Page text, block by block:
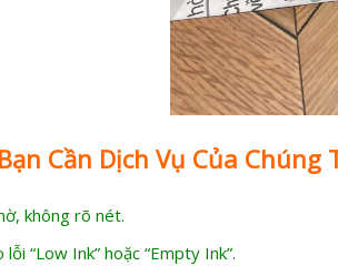
Cần Dịch Vụ Của Chúng
không rõ nét.
lỗi “Low Ink” hoặc “Empty Ink”.